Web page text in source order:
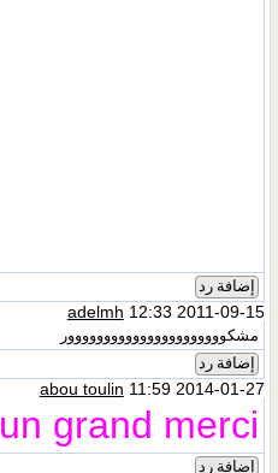
إضافة رد
adelmh 12:33 2011-09-15
مشكوووووووووووووووووووووور
إضافة رد
abou toulin 11:59 2014-01-27
un grand merci
إضافة رد